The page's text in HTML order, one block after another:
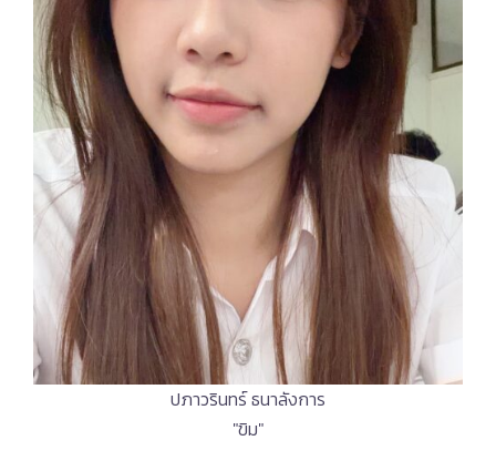
ปภาวรินทร์ ธนาลังการ
"ขิม"